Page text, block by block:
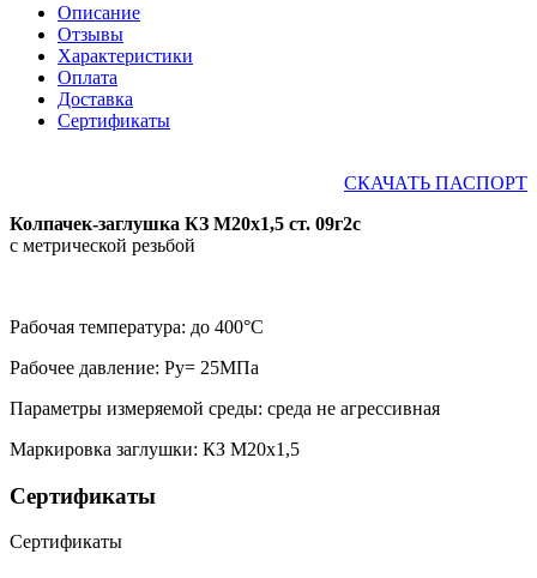
Описание
Отзывы
Характеристики
Оплата
Доставка
Сертификаты
СКАЧАТЬ ПАСПОРТ
Колпачек-заглушка КЗ М20х1,5 ст. 09г2с
с метрической резьбой
Рабочая температура: до 400°С
Рабочее давление: Ру= 25МПа
Параметры измеряемой среды: среда не агрессивная
Маркировка заглушки: КЗ М20х1,5
Сертификаты
Сертификаты